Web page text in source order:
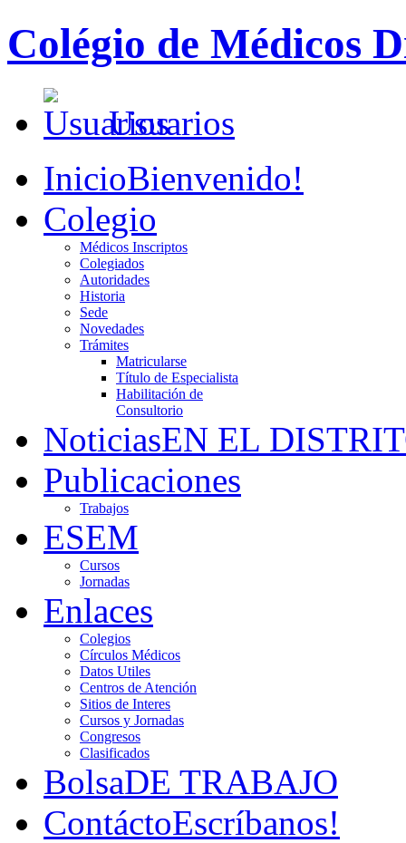
Colégio de Médicos
Usuarios
InicioBienvenido!
Colegio
Médicos Inscriptos
Colegiados
Autoridades
Historia
Sede
Novedades
Trámites
Matricularse
Título de Especialista
Habilitación de
Consultorio
NoticiasEN EL
Publicaciones
Trabajos
ESEM
Cursos
Jornadas
Enlaces
Colegios
Círculos Médicos
Datos Utiles
Centros de Atención
Sitios de Interes
Cursos y Jornadas
Congresos
Clasificados
BolsaDE TRABAJO
ContáctoEscríbanos!